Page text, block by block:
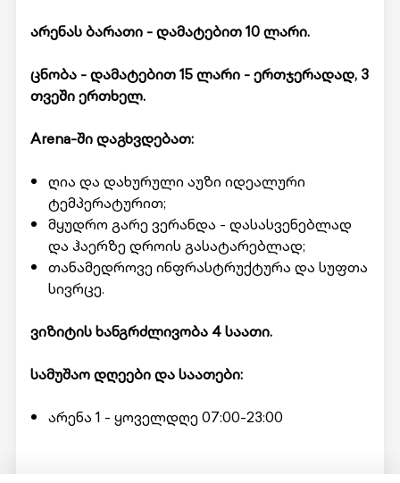
არენას ბარათი - დამატებით 10 ლარი.
ცნობა - დამატებით 15 ლარი - ერთჯერადად, 3
თვეში ერთხელ.
Arena-ში დაგხვდებათ:
ღია და დახურული აუზი იდეალური
ტემპერატურით;
მყუდრო გარე ვერანდა - დასასვენებლად
და ჰაერზე დროის გასატარებლად;
თანამედროვე ინფრასტრუქტურა და სუფთა
სივრცე.
ვიზიტის ხანგრძლივობა 4 საათი.
სამუშაო დღეები და საათები:
არენა 1 - ყოველდღე 07:00-23:00